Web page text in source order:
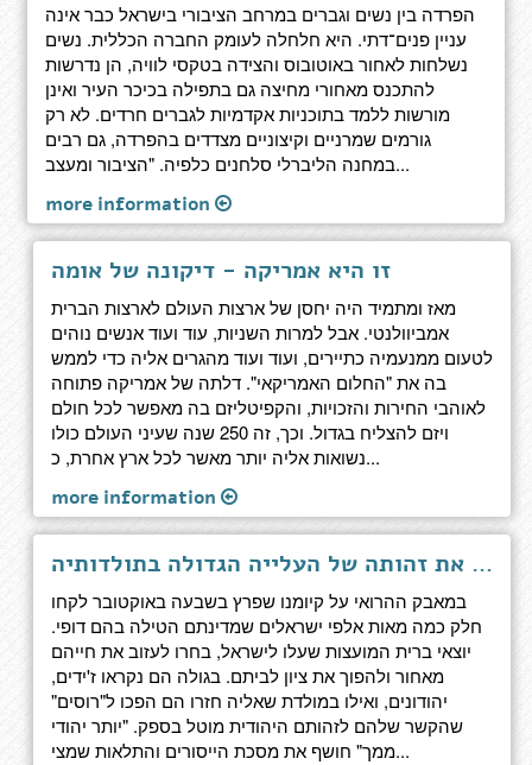
הפרדה בין נשים וגברים במרחב הציבורי בישראל כבר אינה
עניין פנים־דתי. היא חלחלה לעומק החברה הכללית. נשים
נשלחות לאחור באוטובוס והצידה בטקסי לוויה, הן נדרשות
להתכנס מאחורי מחיצה גם בתפילה בכיכר העיר ואינן
מורשות ללמד בתוכניות אקדמיות לגברים חרדים. לא רק
גורמים שמרניים וקיצוניים מצדדים בהפרדה, גם רבים
במחנה הליברלי סלחנים כלפיה. "הציבור ומעצב...
more information
זו היא אמריקה - דיקונה של אומה
מאז ומתמיד היה יחסן של ארצות העולם לארצות הברית
אמביוולנטי. אבל למרות השניות, עוד ועוד אנשים נוהים
לטעום ממנעמיה כתיירים, ועוד ועוד מהגרים אליה כדי לממש
בה את "החלום האמריקאי". דלתה של אמריקה פתוחה
לאוהבי החירות והזכויות, והקפיטליזם בה מאפשר לכל חולם
ויזם להצליח בגדול. וכך, זה 250 שנה שעיני העולם כולו
נשואות אליה יותר מאשר לכל ארץ אחרת, כ...
more information
יותר יהודי ממך - כך מוחקת מדינת ישראל את זהותה של העלייה הגדולה בתולדותיה
במאבק ההרואי על קיומנו שפרץ בשבעה באוקטובר לקחו
חלק כמה מאות אלפי ישראלים שמדינתם הטילה בהם דופי.
יוצאי ברית המועצות שעלו לישראל, בחרו לעזוב את חייהם
מאחור ולהפוך את ציון לביתם. בגולה הם נקראו ז'ידים,
יהודונים, ואילו במולדת שאליה חזרו הם הפכו ל"רוסים"
שהקשר שלהם לזהותם היהודית מוטל בספק. "יותר יהודי
ממך" חושף את מסכת הייסורים והתלאות שמצי...